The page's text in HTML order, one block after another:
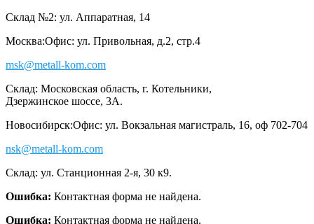
Склад №2: ул. Аппаратная, 14
Москва:Офис: ул. Привольная, д.2, стр.4
msk@metall-kom.com
Склад: Московская область, г. Котельники,
Дзержинское шоссе, 3А.
Новосибирск:Офис: ул. Вокзальная магистраль, 16, оф 702-704
nsk@metall-kom.com
Склад: ул. Станционная 2-я, 30 к9.
Ошибка: Контактная форма не найдена.
Ошибка: Контактная форма не найдена.